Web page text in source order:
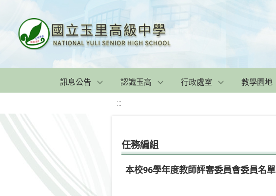
訊息公告 認識玉高 行政處室 教學園地
:::
任務編組
本校96學年度教師評審委員會委員名單